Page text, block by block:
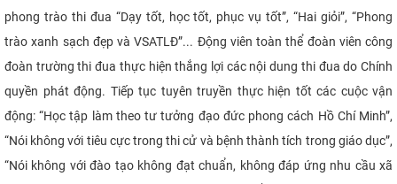
phong trào thi đua “Dạy tốt, học tốt, phục vụ tốt”, “Hai giỏi”, “Phong
trào xanh sạch đẹp và VSATLĐ”... Động viên toàn thể đoàn viên công
đoàn trường thi đua thực hiện thắng lợi các nội dung thi đua do Chính
quyền phát động. Tiếp tục tuyên truyền thực hiện tốt các cuộc vận
động: “Học tập làm theo tư tưởng đạo đức phong cách Hồ Chí Minh”,
“Nói không với tiêu cực trong thi cử và bệnh thành tích trong giáo dục”,
“Nói không với đào tạo không đạt chuẩn, không đáp ứng nhu cầu xã